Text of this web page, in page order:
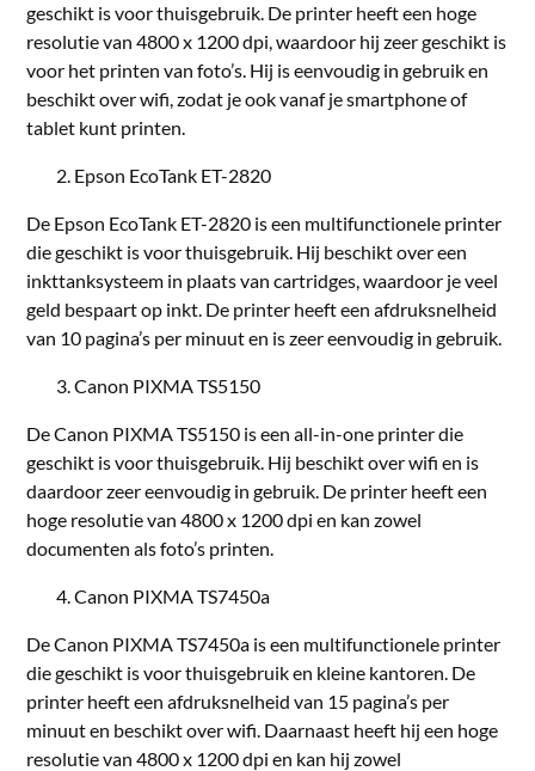
geschikt is voor thuisgebruik. De printer heeft een hoge
resolutie van 4800 x 1200 dpi, waardoor hij zeer geschikt is
voor het printen van foto’s. Hij is eenvoudig in gebruik en
beschikt over wifi, zodat je ook vanaf je smartphone of
tablet kunt printen.
Epson EcoTank ET-2820
De Epson EcoTank ET-2820 is een multifunctionele printer
die geschikt is voor thuisgebruik. Hij beschikt over een
inkttanksysteem in plaats van cartridges, waardoor je veel
geld bespaart op inkt. De printer heeft een afdruksnelheid
van 10 pagina’s per minuut en is zeer eenvoudig in gebruik.
Canon PIXMA TS5150
De Canon PIXMA TS5150 is een all-in-one printer die
geschikt is voor thuisgebruik. Hij beschikt over wifi en is
daardoor zeer eenvoudig in gebruik. De printer heeft een
hoge resolutie van 4800 x 1200 dpi en kan zowel
documenten als foto’s printen.
Canon PIXMA TS7450a
De Canon PIXMA TS7450a is een multifunctionele printer
die geschikt is voor thuisgebruik en kleine kantoren. De
printer heeft een afdruksnelheid van 15 pagina’s per
minuut en beschikt over wifi. Daarnaast heeft hij een hoge
resolutie van 4800 x 1200 dpi en kan hij zowel